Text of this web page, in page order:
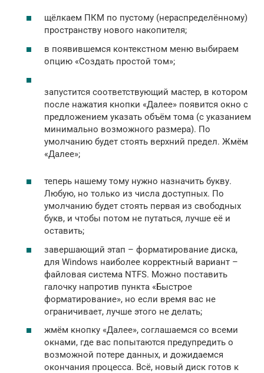
щёлкаем ПКМ по пустому (нераспределённому)
пространству нового накопителя;
в появившемся контекстном меню выбираем
опцию «Создать простой том»;
запустится соответствующий мастер, в котором
после нажатия кнопки «Далее» появится окно с
предложением указать объём тома (с указанием
минимально возможного размера). По
умолчанию будет стоять верхний предел. Жмём
«Далее»;
теперь нашему тому нужно назначить букву.
Любую, но только из числа доступных. По
умолчанию будет стоять первая из свободных
букв, и чтобы потом не путаться, лучше её и
оставить;
завершающий этап – форматирование диска,
для Windows наиболее корректный вариант –
файловая система NTFS. Можно поставить
галочку напротив пункта «Быстрое
форматирование», но если время вас не
ограничивает, лучше этого не делать;
жмём кнопку «Далее», соглашаемся со всеми
окнами, где вас попытаются предупредить о
возможной потере данных, и дожидаемся
окончания процесса. Всё, новый диск готов к